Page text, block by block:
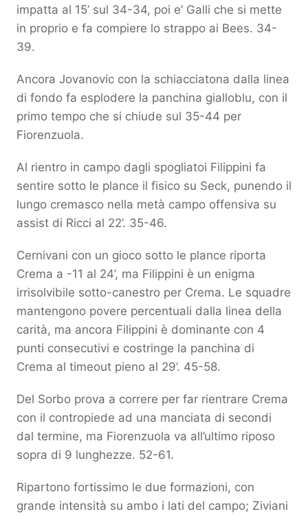
impatta al 15’ sul 34-34, poi e’ Galli che si mette
in proprio e fa compiere lo strappo ai Bees. 34-
39.
Ancora Jovanovic con la schiacciatona dalla linea
di fondo fa esplodere la panchina gialloblu, con il
primo tempo che si chiude sul 35-44 per
Fiorenzuola.
Al rientro in campo dagli spogliatoi Filippini fa
sentire sotto le plance il fisico su Seck, punendo il
lungo cremasco nella metà campo offensiva su
assist di Ricci al 22’. 35-46.
Cernivani con un gioco sotto le plance riporta
Crema a -11 al 24’, ma Filippini è un enigma
irrisolvibile sotto-canestro per Crema. Le squadre
mantengono povere percentuali dalla linea della
carità, ma ancora Filippini è dominante con 4
punti consecutivi e costringe la panchina di
Crema al timeout pieno al 29’. 45-58.
Del Sorbo prova a correre per far rientrare Crema
con il contropiede ad una manciata di secondi
dal termine, ma Fiorenzuola va all’ultimo riposo
sopra di 9 lunghezze. 52-61.
Ripartono fortissimo le due formazioni, con
grande intensità su ambo i lati del campo; Ziviani